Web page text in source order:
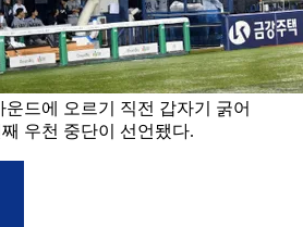
드에 오르기 직전 갑자기 굵어
우천 중단이 선언됐다.